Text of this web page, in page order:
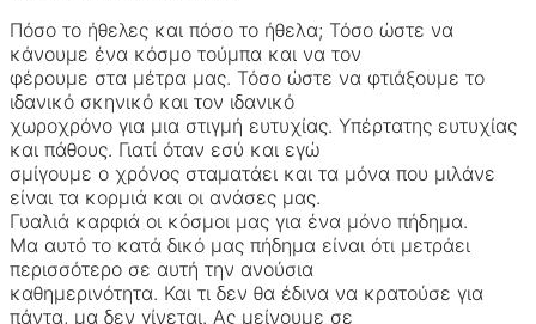
Πόσο το ήθελες και πόσο το ήθελα; Τόσο ώστε να
κάνουμε ένα κόσμο τούμπα και να τον
φέρουμε στα μέτρα μας. Τόσο ώστε να φτιάξουμε το
ιδανικό σκηνικό και τον ιδανικό
χωροχρόνο για μια στιγμή ευτυχίας. Υπέρτατης ευτυχίας
και πάθους. Γιατί όταν εσύ και εγώ
σμίγουμε ο χρόνος σταματάει και τα μόνα που μιλάνε
είναι τα κορμιά και οι ανάσες μας.
Γυαλιά καρφιά οι κόσμοι μας για ένα μόνο πήδημα.
Μα αυτό το κατά δικό μας πήδημα είναι ότι μετράει
περισσότερο σε αυτή την ανούσια
καθημερινότητα. Και τι δεν θα έδινα να κρατούσε για
πάντα, μα δεν γίνεται. Ας μείνουμε σε